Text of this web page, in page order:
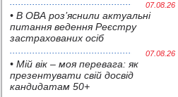
07.08.26
• В ОВА роз’яснили актуальні
питання ведення Реєстру
застрахованих осіб
07.08.26
• Мій вік – моя перевага: як
презентувати свій досвід
кандидатам 50+